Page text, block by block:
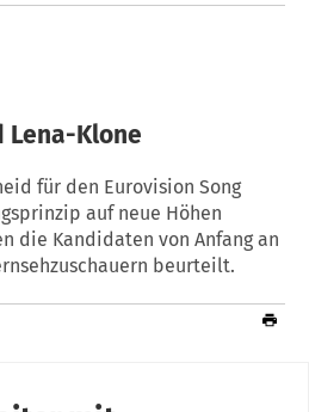
Lena-Klone
für den Eurovision Song
auf neue Höhen
die Kandidaten von Anfang an
beurteilt.